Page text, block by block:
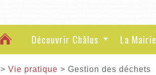
Découvrir Châlus La Mairie
>Vie pratique > Gestion des déchets